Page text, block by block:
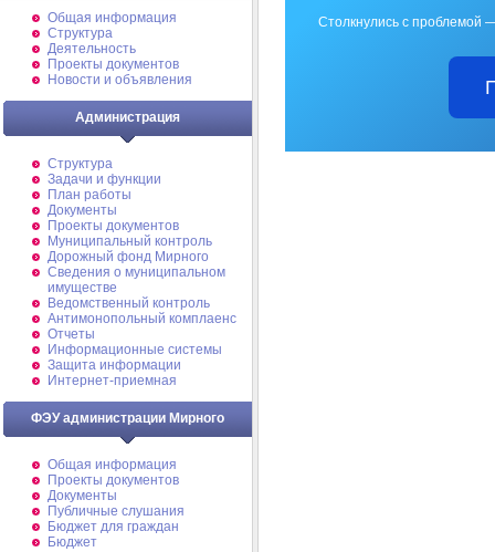
Общая информация
Структура
Деятельность
Проекты документов
Новости и объявления
Администрация
Структура
Задачи и функции
План работы
Документы
Проекты документов
Муниципальный контроль
Дорожный фонд Мирного
Cведения о муниципальном
имуществе
Ведомственный контроль
Антимонопольный комплаенс
Отчеты
Информационные системы
Защита информации
Интернет-приемная
ФЭУ администрации Мирного
Общая информация
Проекты документов
Документы
Публичные слушания
Бюджет для граждан
Бюджет
Столкнулись с проблемой